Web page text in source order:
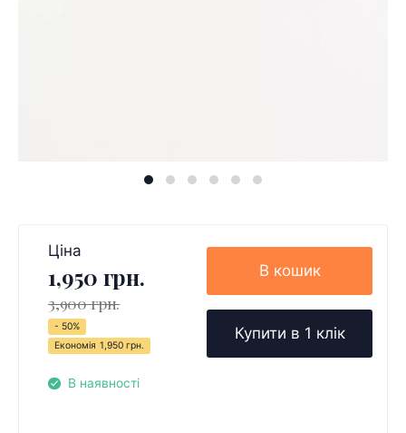
Ціна
1,950 грн.
3,900 грн.
- 50%
Економія 1,950 грн.
В наявності
В кошик
Купити в 1 клік